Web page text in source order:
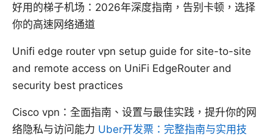
好用的梯子机场：2026年深度指南，告别卡顿，选择
你的高速网络通道
Unifi edge router vpn setup guide for site-to-site
and remote access on UniFi EdgeRouter and
security best practices
Cisco vpn：全面指南、设置与最佳实践，提升你的网
络隐私与访问能力 Uber开发票：完整指南与实用技